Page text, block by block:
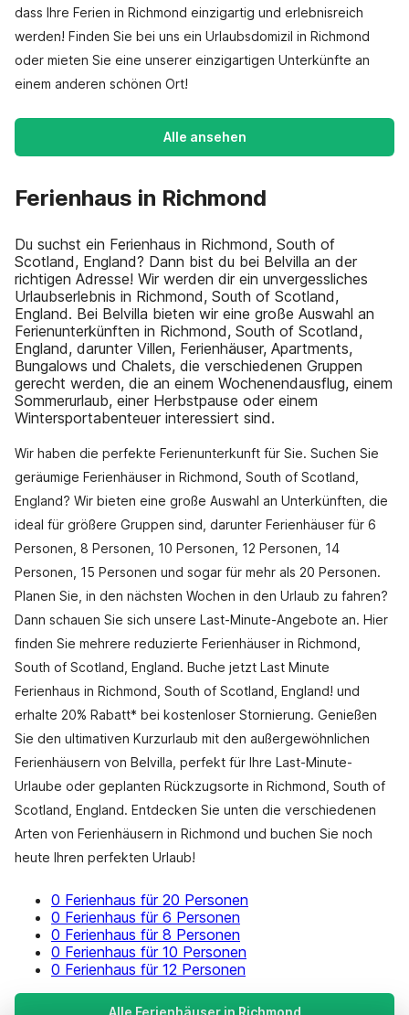
dass Ihre Ferien in Richmond einzigartig und erlebnisreich
werden! Finden Sie bei uns ein Urlaubsdomizil in Richmond
oder mieten Sie eine unserer einzigartigen Unterkünfte an
einem anderen schönen Ort!
Alle ansehen
Ferienhaus in Richmond
Du suchst ein Ferienhaus in Richmond, South of
Scotland, England? Dann bist du bei Belvilla an der
richtigen Adresse! Wir werden dir ein unvergessliches
Urlaubserlebnis in Richmond, South of Scotland,
England. Bei Belvilla bieten wir eine große Auswahl an
Ferienunterkünften in Richmond, South of Scotland,
England, darunter Villen, Ferienhäuser, Apartments,
Bungalows und Chalets, die verschiedenen Gruppen
gerecht werden, die an einem Wochenendausflug, einem
Sommerurlaub, einer Herbstpause oder einem
Wintersportabenteuer interessiert sind.
Wir haben die perfekte Ferienunterkunft für Sie. Suchen Sie
geräumige Ferienhäuser in Richmond, South of Scotland,
England? Wir bieten eine große Auswahl an Unterkünften, die
ideal für größere Gruppen sind, darunter Ferienhäuser für 6
Personen, 8 Personen, 10 Personen, 12 Personen, 14
Personen, 15 Personen und sogar für mehr als 20 Personen.
Planen Sie, in den nächsten Wochen in den Urlaub zu fahren?
Dann schauen Sie sich unsere Last-Minute-Angebote an. Hier
finden Sie mehrere reduzierte Ferienhäuser in Richmond,
South of Scotland, England. Buche jetzt Last Minute
Ferienhaus in Richmond, South of Scotland, England! und
erhalte 20% Rabatt* bei kostenloser Stornierung. Genießen
Sie den ultimativen Kurzurlaub mit den außergewöhnlichen
Ferienhäusern von Belvilla, perfekt für Ihre Last-Minute-
Urlaube oder geplanten Rückzugsorte in Richmond, South of
Scotland, England. Entdecken Sie unten die verschiedenen
Arten von Ferienhäusern in Richmond und buchen Sie noch
heute Ihren perfekten Urlaub!
0 Ferienhaus für 20 Personen
0 Ferienhaus für 6 Personen
0 Ferienhaus für 8 Personen
0 Ferienhaus für 10 Personen
0 Ferienhaus für 12 Personen
Alle Ferienhäuser in Richmond